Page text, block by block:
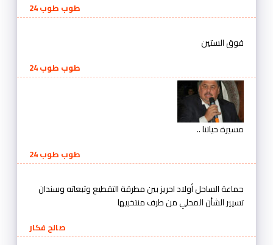
طوب طوب 24
فوق الستين
طوب طوب 24
مسيرة حياتنا ..
طوب طوب 24
جماعة الساحل أولاد احريز بين مطرقة التقطيع وتبعاته وسندان
تسيير الشأن المحلي من طرف منتخبيها
صالح فكار